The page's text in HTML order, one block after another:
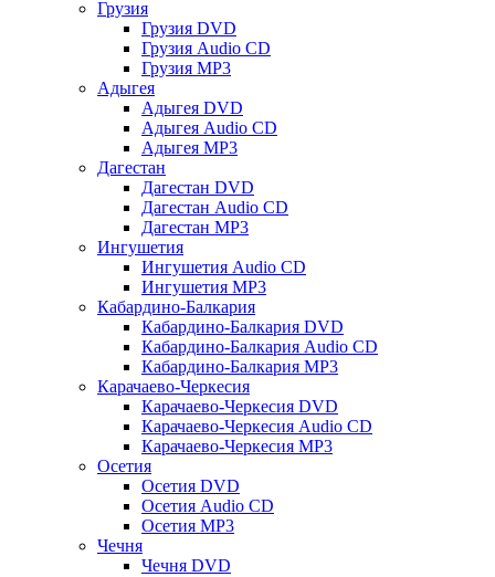
Грузия
Грузия DVD
Грузия Audio CD
Грузия MP3
Адыгея
Адыгея DVD
Адыгея Audio CD
Адыгея MP3
Дагестан
Дагестан DVD
Дагестан Audio CD
Дагестан MP3
Ингушетия
Ингушетия Audio CD
Ингушетия MP3
Кабардино-Балкария
Кабардино-Балкария DVD
Кабардино-Балкария Audio CD
Кабардино-Балкария MP3
Карачаево-Черкесия
Карачаево-Черкесия DVD
Карачаево-Черкесия Audio CD
Карачаево-Черкесия MP3
Осетия
Осетия DVD
Осетия Audio CD
Осетия MP3
Чечня
Чечня DVD